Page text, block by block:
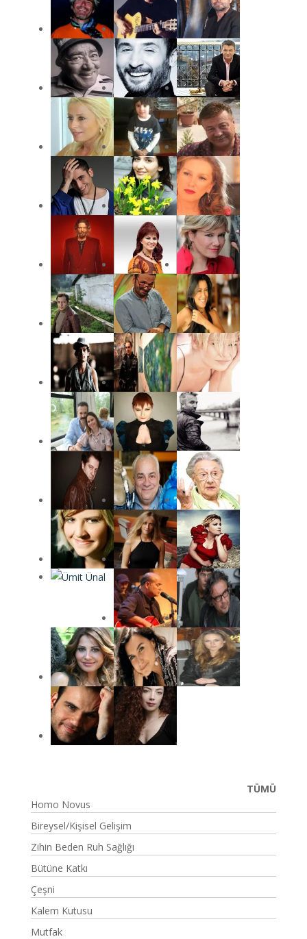
TÜMÜ
Homo Novus
Bireysel/Kişisel Gelişim
Zihin Beden Ruh Sağlığı
Bütüne Katkı
Çeşni
Kalem Kutusu
Mutfak